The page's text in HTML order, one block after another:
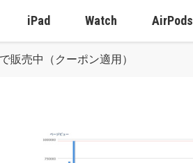
iPad Watch AirPods
販売中（クーポン適用）